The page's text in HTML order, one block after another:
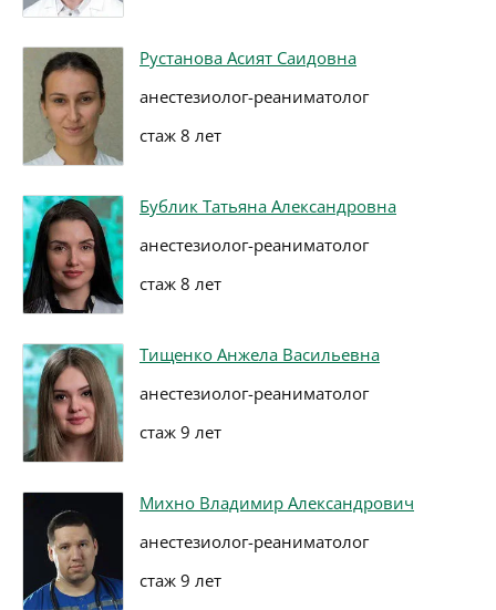
Рустанова Асият Саидовна
анестезиолог-реаниматолог
стаж 8 лет
Бублик Татьяна Александровна
анестезиолог-реаниматолог
стаж 8 лет
Тищенко Анжела Васильевна
анестезиолог-реаниматолог
стаж 9 лет
Михно Владимир Александрович
анестезиолог-реаниматолог
стаж 9 лет